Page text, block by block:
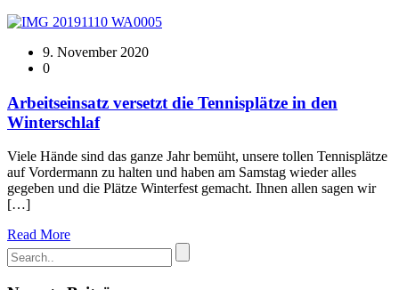
9. November 2020
0
Arbeitseinsatz versetzt die Tennisplätze in den
Winterschlaf
Viele Hände sind das ganze Jahr bemüht, unsere tollen Tennisplätze
auf Vordermann zu halten und haben am Samstag wieder alles
gegeben und die Plätze Winterfest gemacht. Ihnen allen sagen wir
[…]
Read More